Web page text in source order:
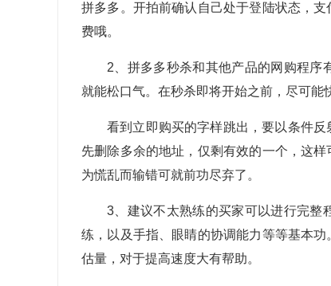
拼多多。开拍前确认自己处于登陆状态，
费哦。
2、拼多多秒杀和其他产品的网购程序
就能松口气。在秒杀即将开始之前，尽可能
看到立即购买的字样跳出，要以条件
先删除多余的地址，仅剩有效的一个，这
为慌乱而输错可就前功尽弃了。
3、建议不太熟练的买家可以进行完整
练，以及手指、眼睛的协调能力等等基本
估量，对于提高速度大有帮助。